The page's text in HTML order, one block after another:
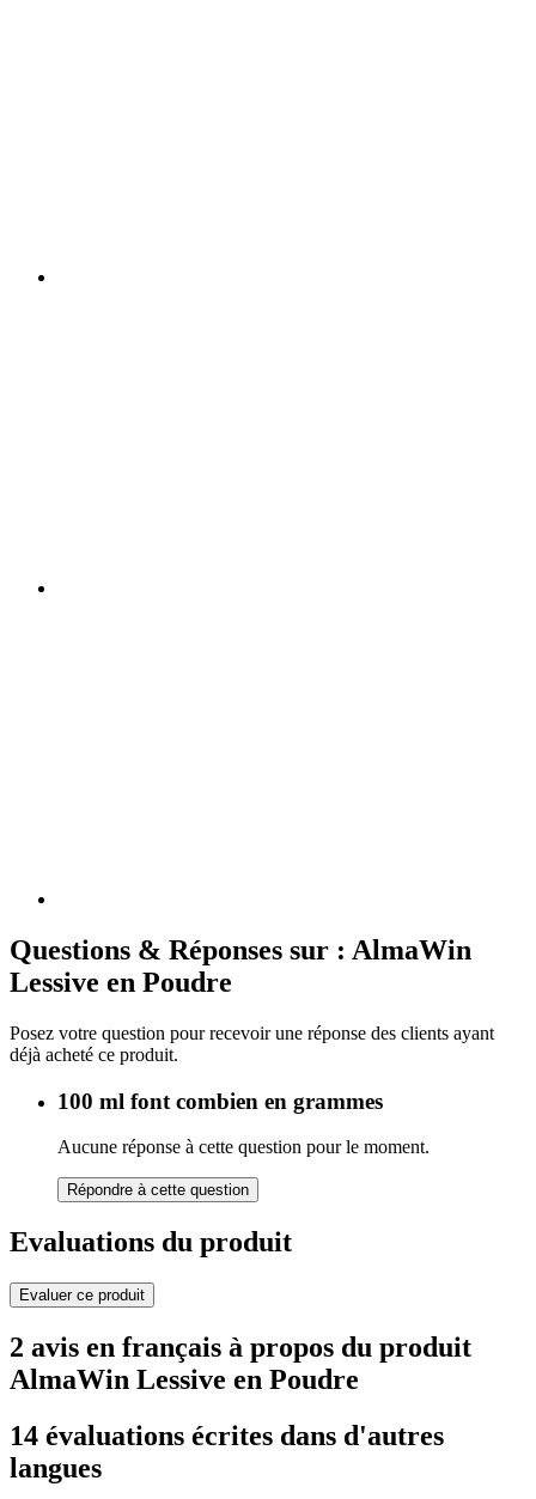
Questions & Réponses sur : AlmaWin
Lessive en Poudre
Posez votre question pour recevoir une réponse des clients ayant
déjà acheté ce produit.
100 ml font combien en grammes
Aucune réponse à cette question pour le moment.
Répondre à cette question
Evaluations du produit
Evaluer ce produit
2 avis en français à propos du produit
AlmaWin Lessive en Poudre
14 évaluations écrites dans d'autres
langues